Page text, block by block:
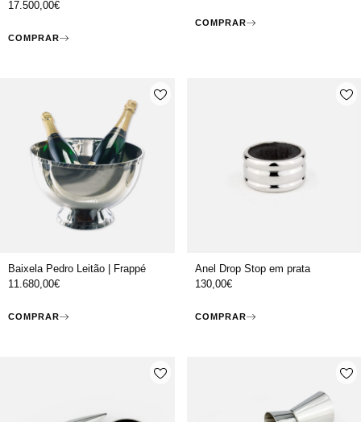
17.500,00€
COMPRAR
COMPRAR
Baixela Pedro Leitão | Frappé
11.680,00€
COMPRAR
Anel Drop Stop em prata
130,00€
COMPRAR